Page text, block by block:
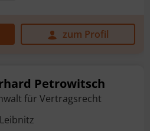
zum Profil
Petrowitsch
für Vertragsrecht